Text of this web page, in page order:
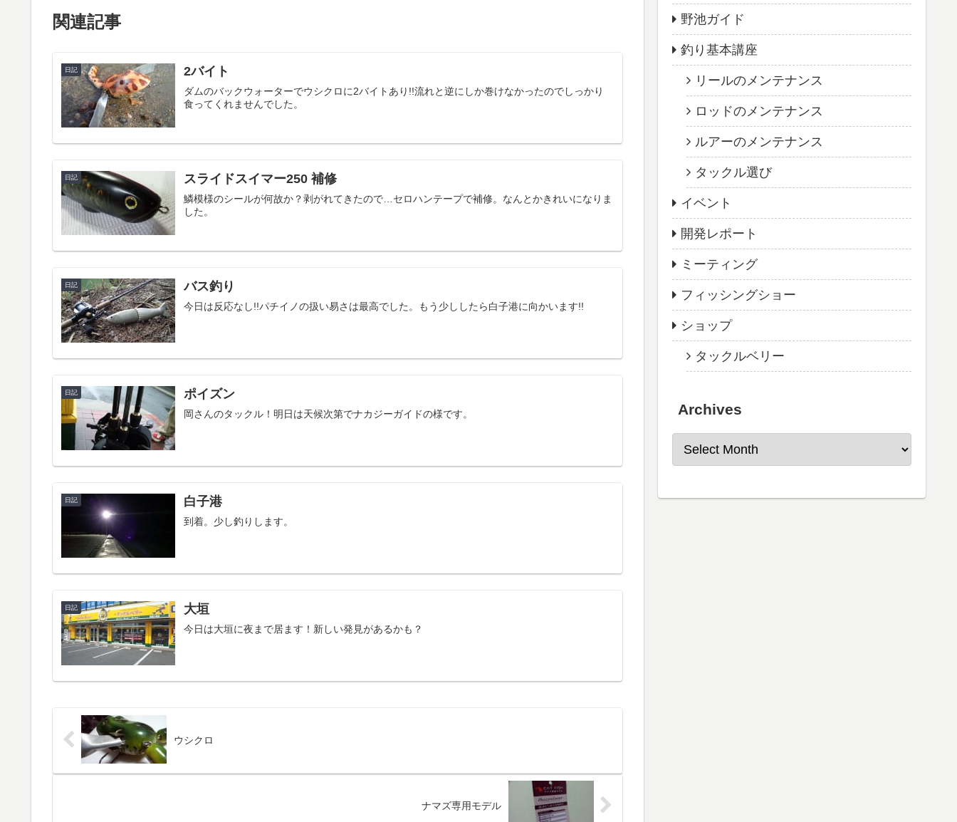
関連記事
日記 2バイト
ダムのバックウォーターでウシクロに2バイトあり!!流れと逆にしか巻けなかったのでしっかり
食ってくれませんでした。
日記 スライドスイマー250 補修
鱗模様のシールが何故か？剥がれてきたので…セロハンテープで補修。なんとかきれいになりま
した。
日記 バス釣り
今日は反応なし!!パチイノの扱い易さは最高でした。もう少ししたら白子港に向かいます!!
日記 ポイズン
岡さんのタックル！明日は天候次第でナカジーガイドの様です。
日記 白子港
到着。少し釣りします。
日記 大垣
今日は大垣に夜まで居ます！新しい発見があるかも？
ウシクロ
ナマズ専用モデル
野池ガイド
釣り基本講座
リールのメンテナンス
ロッドのメンテナンス
ルアーのメンテナンス
タックル選び
イベント
開発レポート
ミーティング
フィッシングショー
ショップ
タックルベリー
Archives